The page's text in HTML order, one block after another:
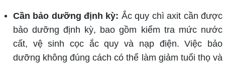
Cần bảo dưỡng định kỳ: Ắc quy chì axit cần được
bảo dưỡng định kỳ, bao gồm kiểm tra mức nước
cất, vệ sinh cọc ắc quy và nạp điện. Việc bảo
dưỡng không đúng cách có thể làm giảm tuổi thọ và